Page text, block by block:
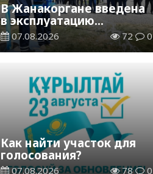
В Жанакоргане введена
в эксплуатацию
водораспределительная
станция
07.08.2026 72 0
Как найти участок для
голосования?
07.08.2026 78 0